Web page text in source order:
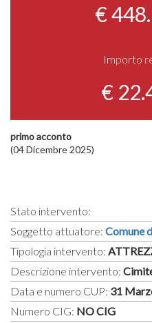
€
Importo
€
primo acconto
(04 Dicembre 2025)
Stato intervento:
Soggetto attuatore: Comune
Tipologia intervento:
Descrizione intervento:
Data e numero CUP: 31
Numero CIG: NO CIG